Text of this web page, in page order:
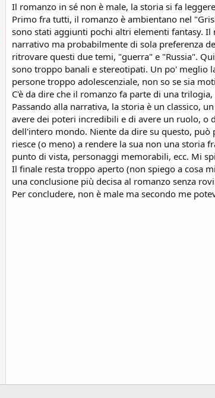
Il romanzo in sé non è male, la storia si fa
Primo fra tutti, il romanzo è ambientano nel
sono stati aggiunti pochi altri elementi fantasy. Il
narrativo ma probabilmente di sola preferenza
ritrovare questi due temi, "guerra" e "Russia".
sono troppo banali e stereotipati. Un po' meglio
persone troppo adolescenziale, non so se sia
C'è da dire che il romanzo fa parte di una
Passando alla narrativa, la storia è un classico,
avere dei poteri incredibili e di avere un ruolo, o
dell'intero mondo. Niente da dire su questo,
riesce (o meno) a rendere la sua non una storia
punto di vista, personaggi memorabili, ecc. Mi
Il finale resta troppo aperto (non spiego a cosa
una conclusione più decisa al romanzo senza
Per concludere, non è male ma secondo me